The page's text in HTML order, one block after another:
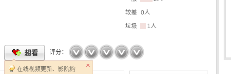
较差 0人
垃圾
1人
想看
在线视频更新、影院购
评分：
☆ ☆ ☆ ☆ ☆